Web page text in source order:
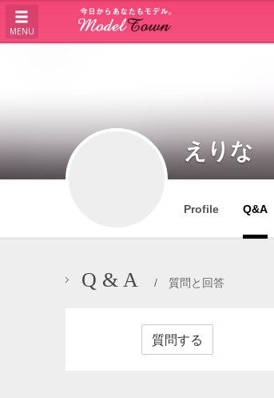
MENU
えりな
Profile Q&A
Q & A / 質問と回答
質問する